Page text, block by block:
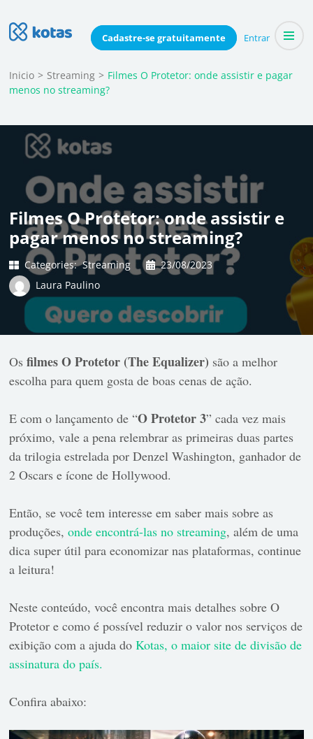
Cadastre-segratuitamente Entrar
to
(Press
Enter)
Blog do Kotas
Dicas e conteúdo relevante para economizar coletivamente
Inicio > Streaming > Filmes O Protetor: onde assistir e pagar
menos no streaming?
Filmes O Protetor: onde assistir e
pagar menos no streaming?
Categories: Streaming
23/08/2023
Laura Paulino
Osfilmes O Protetor (The Equalizer) são a melhor
escolha para quem gosta de boas cenas de ação.
E com o lançamento de “O Protetor 3” cada vez mais
próximo, vale a pena relembrar as primeiras duas partes
da trilogia estrelada por Denzel Washington, ganhador de
2 Oscars e ícone de Hollywood.
Então, se você tem interesse em saber mais sobre as
produções,onde encontrá-las no streaming, além de uma
dica super útil para economizar nas plataformas, continue
a leitura!
Neste conteúdo, você encontra mais detalhes sobre O
Protetor e como é possível reduzir o valor nos serviços de
exibição com a ajuda doKotas, o maior site de divisão de
assinatura do país.
Confira abaixo: